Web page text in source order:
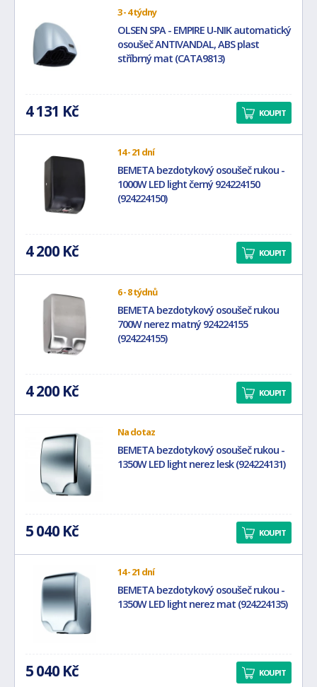
3 - 4 týdny
OLSEN SPA - EMPIRE U-NIK automatický
osoušeč ANTIVANDAL, ABS plast
stříbrný mat (CATA9813)
4 131 Kč KOUPIT
14 - 21 dní
BEMETA bezdotykový osoušeč rukou -
1000W LED light černý 924224150
(924224150)
4 200 Kč KOUPIT
6 - 8 týdnů
BEMETA bezdotykový osoušeč rukou
700W nerez matný 924224155
(924224155)
4 200 Kč KOUPIT
Na dotaz
BEMETA bezdotykový osoušeč rukou -
1350W LED light nerez lesk (924224131)
5 040 Kč KOUPIT
14 - 21 dní
BEMETA bezdotykový osoušeč rukou -
1350W LED light nerez mat (924224135)
5 040 Kč KOUPIT